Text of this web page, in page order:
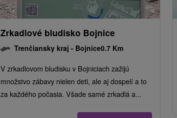
Zrkadlové bludisko Bojnice
Trenčiansky kraj - Bojnice0.7 Km
V zrkadlovom bludisku v Bojniciach zažijú
množstvo zábavy nielen deti, ale aj dospelí a to
za každého počasia. Všade samé zrkadlá a...